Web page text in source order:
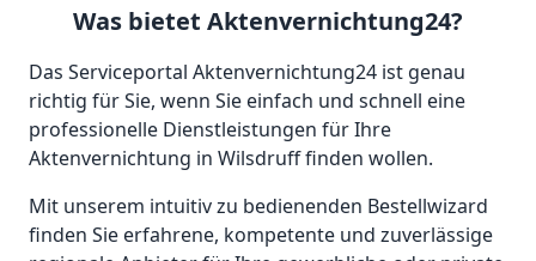
Was bietet Aktenvernichtung24?
Das Serviceportal Aktenvernichtung24 ist genau
richtig für Sie, wenn Sie einfach und schnell eine
professionelle Dienstleistungen für Ihre
Aktenvernichtung in Wilsdruff finden wollen.
Mit unserem intuitiv zu bedienenden Bestellwizard
finden Sie erfahrene, kompetente und zuverlässige